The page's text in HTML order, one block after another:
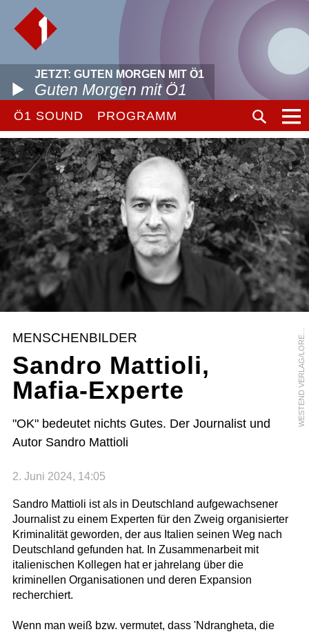
JETZT: GUTEN MORGEN MIT Ö1
Guten Morgen mit Ö1
Ö1 SOUND PROGRAMM
W
E
S
T
E
N
D
V
E
R
L
A
G
/
L
O
R
E
N
Z
O
M
A
C
O
T
T
A
MENSCHENBILDER
Sandro Mattioli,
Mafia-Experte
"OK" bedeutet nichts Gutes. Der Journalist und
Autor Sandro Mattioli
2. Juni 2024, 14:05
Sandro Mattioli ist als in Deutschland aufgewachsener
Journalist zu einem Experten für den Zweig organisierter
Kriminalität geworden, der aus Italien seinen Weg nach
Deutschland gefunden hat. In Zusammenarbeit mit
italienischen Kollegen hat er jahrelang über die
kriminellen Organisationen und deren Expansion
recherchiert.
Wenn man weiß bzw. vermutet, dass 'Ndrangheta, die